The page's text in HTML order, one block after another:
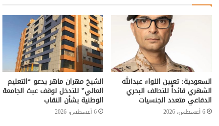
السعودية: تعيين اللواء عبدالله
الشهري قائداً للتحالف البحري
الدفاعي متعدد الجنسيات
6 أغسطس، 2026
الشيخ مهران ماهر يدعو “التعليم
العالي” للتدخل لوقف عبث الجامعة
الوطنية بشأن النقاب
6 أغسطس، 2026